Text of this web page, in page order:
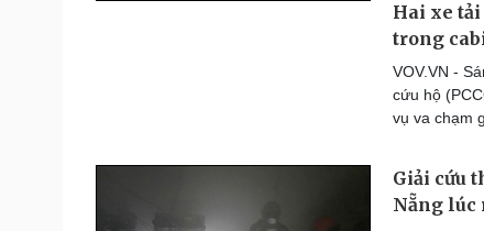
Hai xe
trong
VOV.VN -
cứu hộ
vụ va chạm
Giải cứu
Nẵng lúc